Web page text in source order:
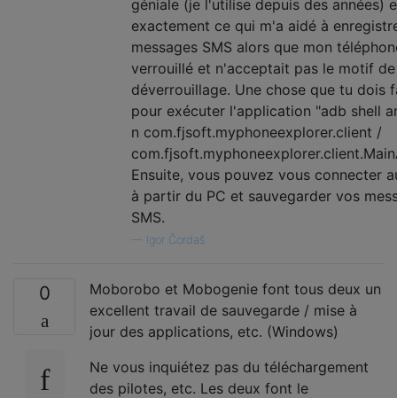
géniale (je l'utilise depuis des années)
exactement ce qui m'a aidé à
messages SMS alors que mon
verrouillé et n'acceptait pas le motif de
déverrouillage. Une chose que tu dois
pour exécuter l'application "adb shell
n com.fjsoft.myphoneexplorer.client /
Ensuite, vous pouvez vous connecter
à partir du PC et sauvegarder vos
SMS.
Igor Čordaš
0
Moborobo et Mobogenie font tous deux un
excellent travail de sauvegarde / mise à
jour des applications, etc. (Windows)
Ne vous inquiétez pas du téléchargement
des pilotes, etc. Les deux font le